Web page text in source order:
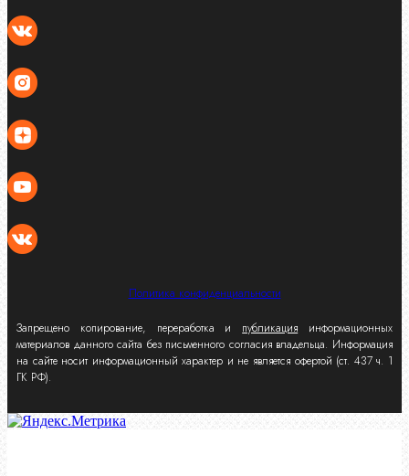
Политика конфиденциальности
Запрещено копирование, переработка и публикация информационных
материалов данного сайта без письменного согласия владельца. Информация
на сайте носит информационный характер и не является офертой (ст. 437 ч. 1
ГК РФ).